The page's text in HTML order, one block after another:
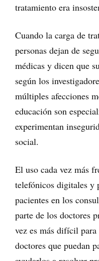
tratamiento era
Cuando la carga de
personas dejan de
médicas y dicen que
según los
múltiples afecciones
educación son
experimentan
social.
El uso cada vez más
telefónicos digitales y
pacientes en los
parte de los doctores
vez es más difícil para
doctores que puedan